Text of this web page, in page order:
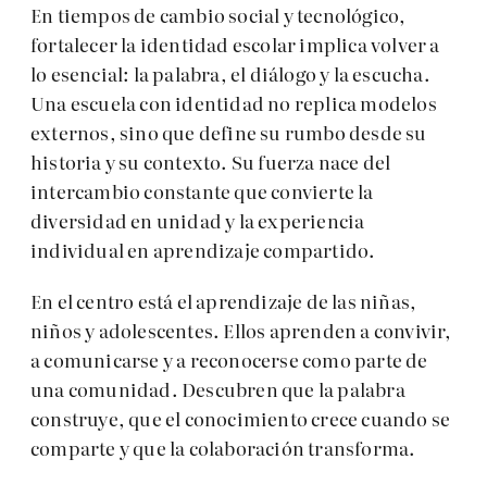
En tiempos de cambio social y tecnológico,
fortalecer la identidad escolar implica volver a
lo esencial: la palabra, el diálogo y la escucha.
Una escuela con identidad no replica modelos
externos, sino que define su rumbo desde su
historia y su contexto. Su fuerza nace del
intercambio constante que convierte la
diversidad en unidad y la experiencia
individual en aprendizaje compartido.
En el centro está el aprendizaje de las niñas,
niños y adolescentes. Ellos aprenden a convivir,
a comunicarse y a reconocerse como parte de
una comunidad. Descubren que la palabra
construye, que el conocimiento crece cuando se
comparte y que la colaboración transforma.